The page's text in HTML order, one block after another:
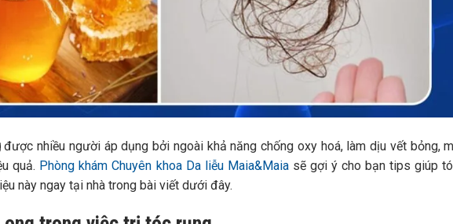
được nhiều người áp dụng bởi ngoài khả năng chống oxy hoá, làm dịu vết bỏng,
quả. Phòng khám Chuyên khoa Da liễu Maia&Maiasẽ gợi ý cho bạn tips giúp
này ngay tại nhà trong bài viết dưới đây.